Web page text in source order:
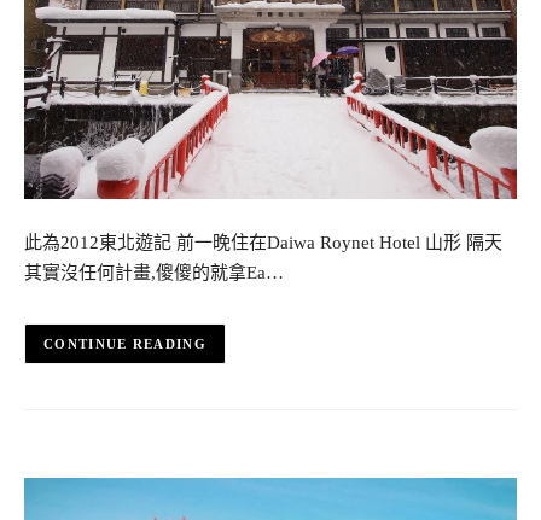
此為2012東北遊記 前一晚住在Daiwa Roynet Hotel 山形 隔天
其實沒任何計畫,傻傻的就拿Ea…
CONTINUE READING